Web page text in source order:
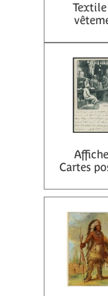
Cartes